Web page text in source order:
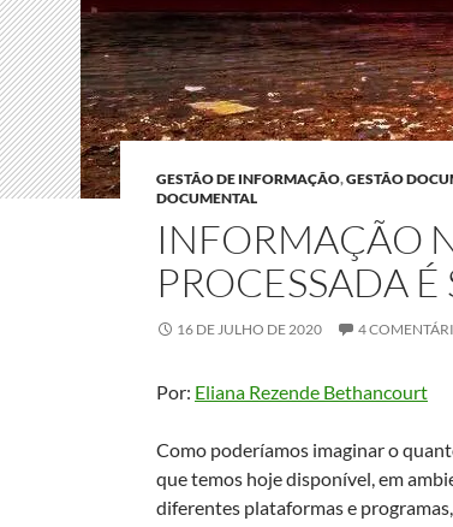
GESTÃO DE INFORMAÇÃO,GESTÃO
DOCUMENTAL
INFORMAÇÃO
PROCESSADA
16 DE JULHO DE 2020 4
Por: Eliana Rezende Bethancourt
Como poderíamos imaginar o
que temos hoje disponível, em
diferentes plataformas e